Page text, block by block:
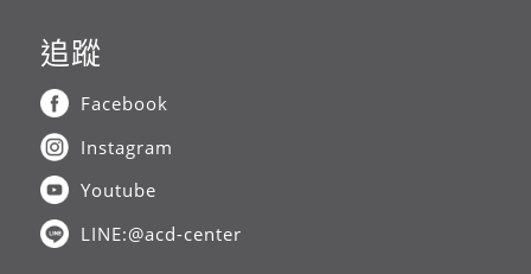
追蹤
Facebook
Instagram
Youtube
LINE:@acd-center